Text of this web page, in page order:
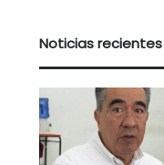
Noticias recientes